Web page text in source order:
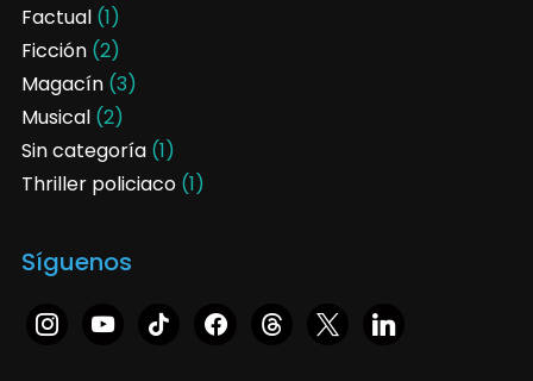
Factual(1)
Ficción(2)
Magacín(3)
Musical(2)
Sin categoría(1)
Thriller policiaco(1)
Síguenos